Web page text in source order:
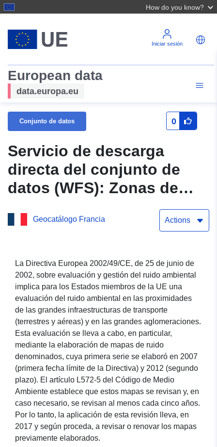
How do you know?
Iniciar sesión
European data
data.europa.eu
Conjunto de datos 0
Servicio de descarga
directa del conjunto de
datos (WFS): Zonas de
ruido (mapa tipo C, índice
LD) de la RN98, red
licencia
Geocatálogo Francia Actions
La Directiva Europea 2002/49/CE, de 25 de junio de
2002, sobre evaluación y gestión del ruido ambiental
implica para los Estados miembros de la UE una
evaluación del ruido ambiental en las proximidades
de las grandes infraestructuras de transporte
(terrestres y aéreas) y en las grandes aglomeraciones.
Esta evaluación se lleva a cabo, en particular,
mediante la elaboración de mapas de ruido
denominados, cuya primera serie se elaboró en 2007
(primera fecha límite de la Directiva) y 2012 (segundo
plazo). El artículo L572-5 del Código de Medio
Ambiente establece que estos mapas se revisan y, en
caso necesario, se revisan al menos cada cinco años.
Por lo tanto, la aplicación de esta revisión lleva, en
2017 y según proceda, a revisar o renovar los mapas
previamente elaborados.